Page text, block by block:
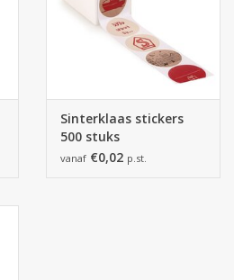
Sinterklaas stickers
500 stuks
vanaf €0,02 p.st.